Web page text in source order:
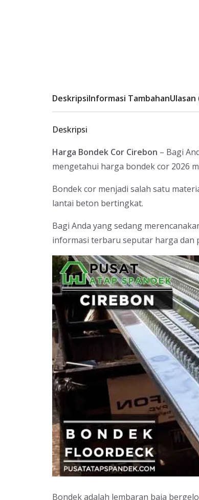
DeskripsiInformasi TambahanUlasan
Deskripsi
Harga Bondek Cor Cirebon – Bagi
mengetahui harga bondek cor 2026
Bondek cor menjadi salah satu
lantai beton bertingkat.
Bagi Anda yang sedang
informasi terbaru seputar harga dan
Bondek adalah lembaran baja